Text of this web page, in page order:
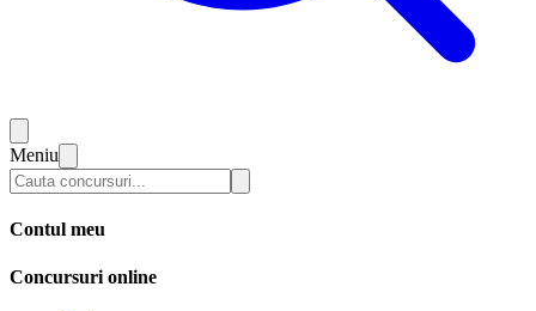
Meniu
Contul meu
Concursuri online